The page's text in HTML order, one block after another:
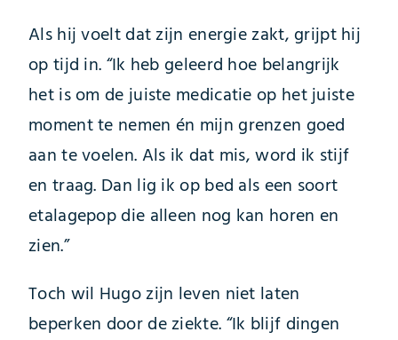
Als hij voelt dat zijn energie zakt, grijpt hij
op tijd in. “Ik heb geleerd hoe belangrijk
het is om de juiste medicatie op het juiste
moment te nemen én mijn grenzen goed
aan te voelen. Als ik dat mis, word ik stijf
en traag. Dan lig ik op bed als een soort
etalagepop die alleen nog kan horen en
zien.”
Toch wil Hugo zijn leven niet laten
beperken door de ziekte. “Ik blijf dingen